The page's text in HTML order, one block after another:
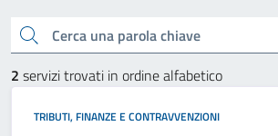
Cerca una parola chiave
2 servizi trovati in ordine alfabetico
TRIBUTI, FINANZE E CONTRAVVENZIONI